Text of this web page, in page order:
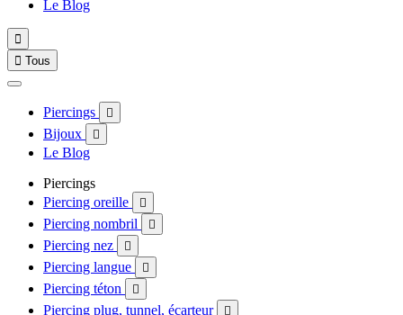
Le Blog

 Tous
Piercings 
Bijoux 
Le Blog
Piercings
Piercing oreille

Piercing nombril 
Piercing nez 
Piercing langue 
Piercing téton 
Piercing plug, tunnel, écarteur 